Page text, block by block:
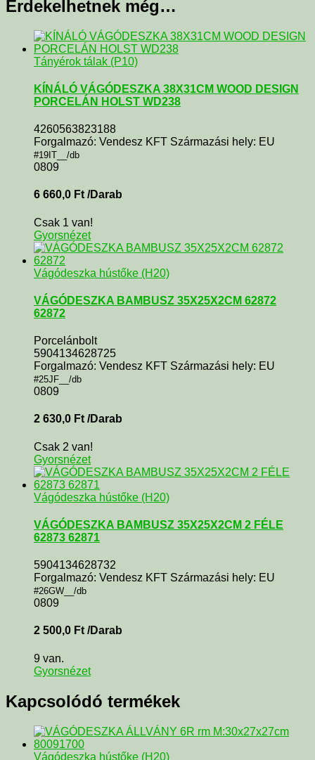
Érdekelhetnek még…
Tányérok tálak (P10)
KÍNÁLÓ VÁGÓDESZKA 38X31CM WOOD DESIGN
PORCELÁN HOLST WD238
4260563823188
Forgalmazó: Vendesz KFT Származási hely: EU
#19IT__/db
0809
6 660,0 Ft /Darab
Csak 1 van!
Gyorsnézet
Vágódeszka hústőke (H20)
VÁGÓDESZKA BAMBUSZ 35X25X2CM 62872
62872
Porcelánbolt
5904134628725
Forgalmazó: Vendesz KFT Származási hely: EU
#25JF__/db
0809
2 630,0 Ft /Darab
Csak 2 van!
Gyorsnézet
Vágódeszka hústőke (H20)
VÁGÓDESZKA BAMBUSZ 35X25X2CM 2 FÉLE
62873 62871
5904134628732
Forgalmazó: Vendesz KFT Származási hely: EU
#26GW__/db
0809
2 500,0 Ft /Darab
9 van.
Gyorsnézet
Kapcsolódó termékek
Vágódeszka hústőke (H20)